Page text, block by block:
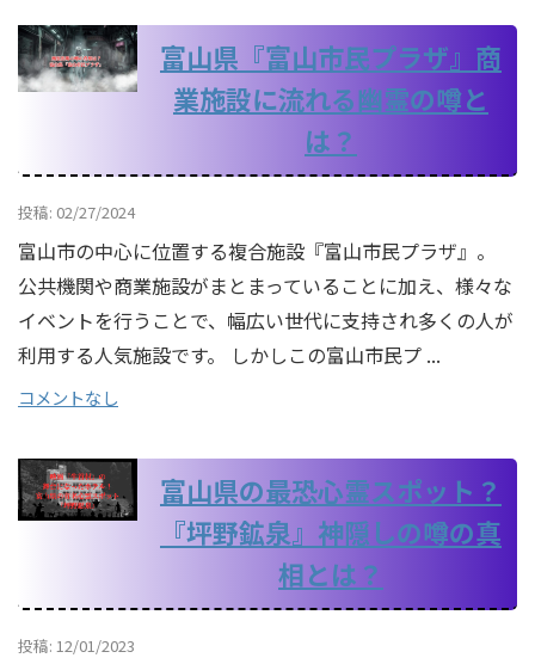
富山県『富山市民プラザ』商
業施設に流れる幽霊の噂と
は？
投稿: 02/27/2024
富山市の中心に位置する複合施設『富山市民プラザ』。
公共機関や商業施設がまとまっていることに加え、様々な
イベントを行うことで、幅広い世代に支持され多くの人が
利用する人気施設です。 しかしこの富山市民プ ...
コメントなし
富山県の最恐心霊スポット？
『坪野鉱泉』神隠しの噂の真
相とは？
投稿: 12/01/2023